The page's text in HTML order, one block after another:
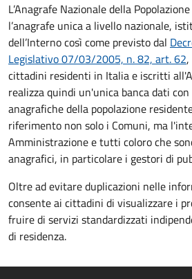
L’Anagrafe Nazionale della
l’anagrafe unica a livello nazionale,
dell’Interno così come previsto dal
Legislativo 07/03/2005, n. 82, art. 62,
cittadini residenti in Italia e iscritti
realizza quindi un'unica banca dati
anagrafiche della popolazione
riferimento non solo i Comuni, ma
Amministrazione e tutti coloro che
anagrafici, in particolare i gestori di
Oltre ad evitare duplicazioni nelle
consente ai cittadini di visualizzare i
fruire di servizi standardizzati
di residenza.